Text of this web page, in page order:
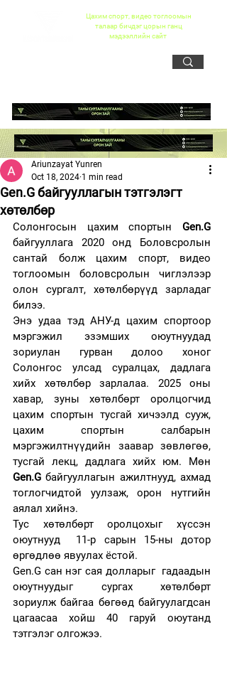
Цахим спорт, видео тоглоомын
талаар бичдэг цорын ганц
мэдээллийн сайт
Gen.G байгууллагын тэтгэлэгт
хөтөлбөр
Ariunzayat Yunren
Oct 18, 2024 1 min read
Солонгосын цахим спортын
байгууллага 2020 онд Боловсролын
сантай болж цахим спорт, видео
тоглоомын боловсролын чиглэлээр
олон сургалт, хөтөлбөрүүд зарладаг
билээ.
Энэ удаа тэд АНУ-д цахим спортоор
мэргэжил эзэмших оюутнуудад
зориулан гурван долоо хоног
Солонгос улсад суралцах, дадлага
хийх хөтөлбөр зарлалаа. 2025 оны
хавар, зуны хөтөлбөрт оролцогчид
цахим спортын тусгай хичээлд сууж,
цахим спортын салбарын
мэргэжилтнүүдийн заавар зөвлөгөө,
Gen.G байгууллагын ажилтнууд, ахмад
тоглогчидтой уулзаж, орон нутгийн
аялал хийнэ.
Тус хөтөлбөрт оролцохыг хүссэн
оюутнууд  11-р сарын 15-ны дотор
өргөдлөө явуулах ёстой.
Gen.G сан нэг сая долларыг  гадаадын
оюутнуудыг сургах хөтөлбөрт
зориулж байгаа бөгөөд байгуулагдсан
цагаасаа хойш 40 гаруй оюутанд
тэтгэлэг олгожээ.